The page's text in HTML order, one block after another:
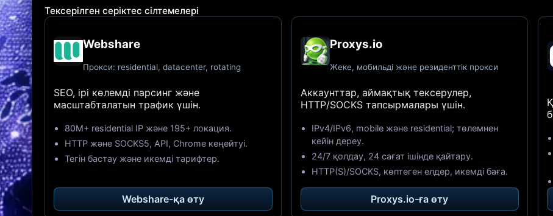
Тексерілген серіктес сілтемелері
Webshare
Прокси: residential, datacenter, rotating
SEO, ірі көлемді парсинг және
масштабталатын трафик үшін.
80M+ residential IP және 195+ локация.
HTTP және SOCKS5, API, Chrome кеңейтуі.
Тегін бастау және икемді тарифтер.
Webshare-қа өту
Proxys.io
Жеке, мобильді және резиденттік прокси
Аккаунттар, аймақтық тексерулер,
HTTP/SOCKS тапсырмалары үшін.
IPv4/IPv6, mobile және residential; төлемнен
кейін дереу.
24/7 қолдау, 24 сағат ішінде қайтару.
HTTP(S)/SOCKS, көптеген елдер, икемді баға.
Proxys.io-ға өту